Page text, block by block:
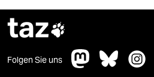
taz
Folgen Sie uns